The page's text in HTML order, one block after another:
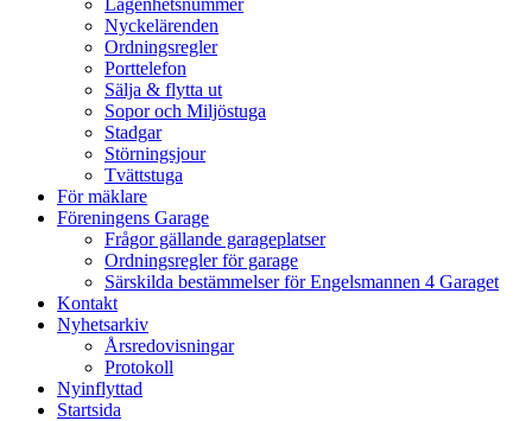
Nyckelärenden
Ordningsregler
Porttelefon
Sälja & flytta ut
Sopor och Miljöstuga
Stadgar
Störningsjour
Tvättstuga
För mäklare
Föreningens Garage
Frågor gällande garageplatser
Ordningsregler för garage
Särskilda bestämmelser för Engelsmannen 4 Garaget
Kontakt
Nyhetsarkiv
Årsredovisningar
Protokoll
Nyinflyttad
Startsida